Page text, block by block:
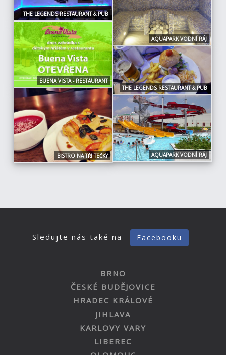
THE LEGENDS RESTAURANT & PUB
AQUAPARK VODNÍ RÁJ
BUENA VISTA - RESTAURANT
THE LEGENDS RESTAURANT & PUB
BISTRO NA TŘI TEČKY AQUAPARK VODNÍ RÁJ
Sledujte nás také na Facebooku
BRNO
ČESKÉ BUDĚJOVICE
HRADEC KRÁLOVÉ
JIHLAVA
KARLOVY VARY
LIBEREC